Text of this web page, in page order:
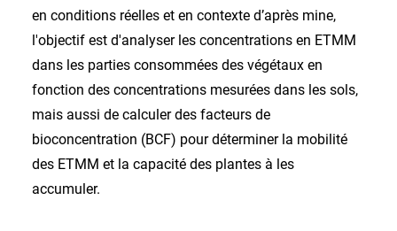
en conditions réelles et en contexte d’après mine,
l'objectif est d'analyser les concentrations en ETMM
dans les parties consommées des végétaux en
fonction des concentrations mesurées dans les sols,
mais aussi de calculer des facteurs de
bioconcentration (BCF) pour déterminer la mobilité
des ETMM et la capacité des plantes à les
accumuler.